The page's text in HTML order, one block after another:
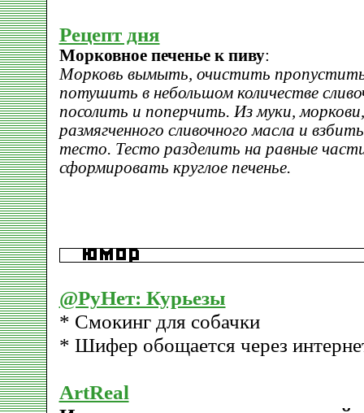
Рецепт дня
Морковное печенье к пиву:
Морковь вымыть, очистить пропустить
потушить в небольшом количестве
посолить и поперчить. Из муки,
размягченного сливочного масла и
тесто. Тесто разделить на равные части
сформировать круглое печенье.
@РуНет: Курьезы
* Смокинг для собачки
* Шифер обощается через
ArtReal